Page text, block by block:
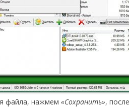
файла, нажмем «Сохранить»,